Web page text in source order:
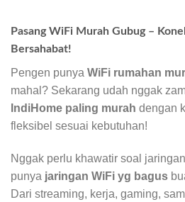
Pasang WiFi Murah Gubug –
Bersahabat!
Pengen punya WiFi rumahan
mahal? Sekarang udah nggak
IndiHome paling murah dengan
fleksibel sesuai kebutuhan!
Nggak perlu khawatir soal
punya jaringan WiFi yg bagus
Dari streaming, kerja, gaming,